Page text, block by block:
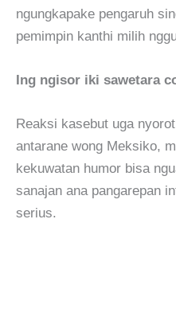
ngungkapake pengaruh
pemimpin kanthi milih
Ing ngisor iki sawetara
Reaksi kasebut uga
antarane wong Meksiko,
kekuwatan humor bisa
sanajan ana pangarepan
serius.